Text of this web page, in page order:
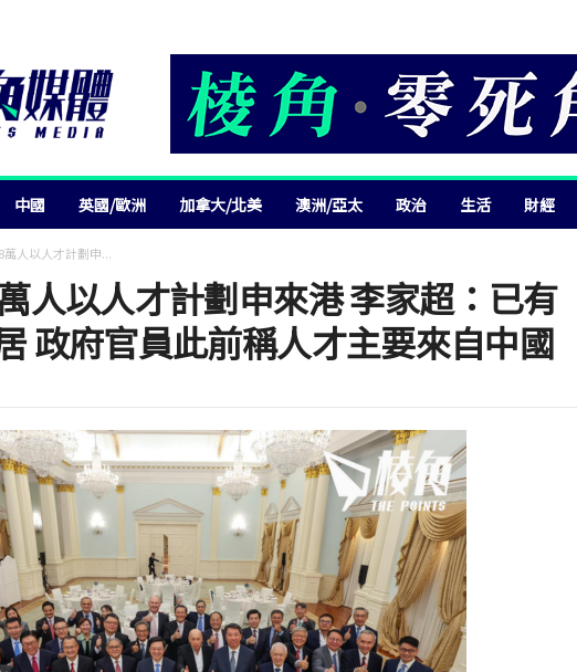
中國 英國/歐洲 加拿大/北美 澳洲/亞太 政治 生活 財經
萬人以人才計劃申...
人以人才計劃申來港 李家超：已有
政府官員此前稱人才主要來自中國